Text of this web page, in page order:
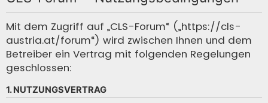
Mit dem Zugriff auf „CLS-Forum“ („https://cls-
austria.at/forum“) wird zwischen Ihnen und dem
Betreiber ein Vertrag mit folgenden Regelungen
geschlossen:
1. NUTZUNGSVERTRAG